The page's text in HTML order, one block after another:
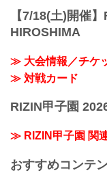
【7/18(土)開催
HIROSHIMA
≫ 大会情報／チケ
≫ 対戦カード
RIZIN甲子園
≫ RIZIN甲子園 関
おすすめコンテ